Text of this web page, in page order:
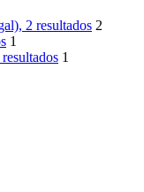
, 2 resultados 2
1
resultados 1